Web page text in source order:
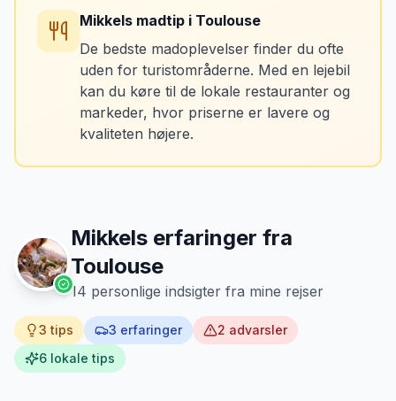
•
•Confit de canard (andeconfit)
Croustade aux pommes (gasconsk æbletærte
med Armagnac)
📅 OBS: Hôtel de France serverer dagligt. Mange
Mikkels madtip i Toulouse
De bedste madoplevelser finder du ofte
uden for turistområderne. Med en lejebil
kan du køre til de lokale restauranter og
markeder, hvor priserne er lavere og
kvaliteten højere.
Mikkels erfaringer fra
Toulouse
14 personlige indsigter fra mine rejser
3 tips 3 erfaringer 2 advarsler
6 lokale tips